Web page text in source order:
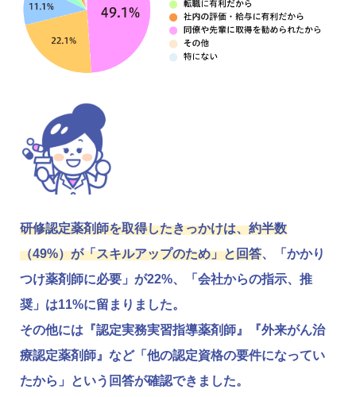
研修認定薬剤師を取得したきっかけは、約半数
（49%）が「スキルアップのため」と回答、「かかり
つけ薬剤師に必要」が22%、「会社からの指示、推
奨」は11%に留まりました。
その他には『認定実務実習指導薬剤師』『外来がん治
療認定薬剤師』など「他の認定資格の要件になってい
たから」という回答が確認できました。